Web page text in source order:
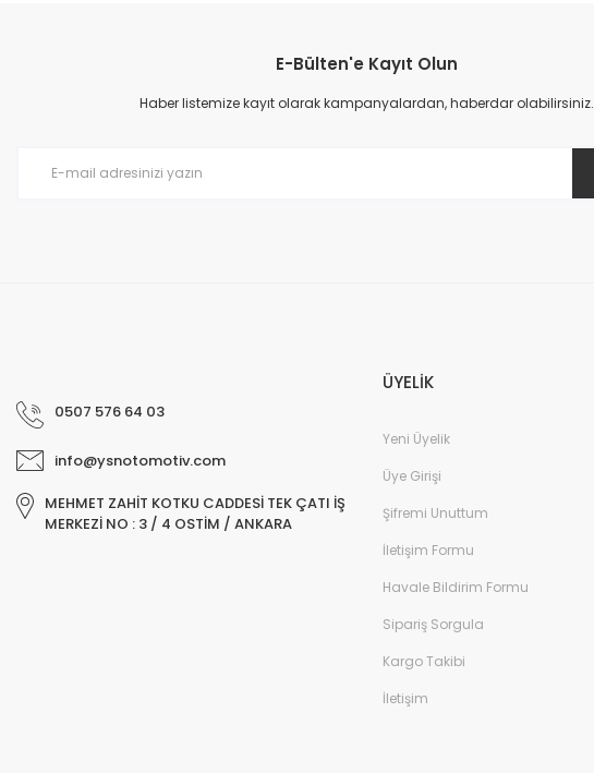
Ürün resmi kalitesiz, bozuk veya görüntülenemiyor.
Ürün açıklamasında eksik bilgiler bulunuyor.
E-Bülten'e Kayıt Olun
Haber listemize kayıt olarak kampanyalardan, haberdar olabilirsiniz.
0507 576 64 03
info@ysnotomotiv.com
MEHMET ZAHİT KOTKU CADDESİ TEK ÇATI İŞ
MERKEZİ NO : 3 / 4 OSTİM / ANKARA
ÜYELİK
Yeni Üyelik
Üye Girişi
Şifremi Unuttum
İletişim Formu
Havale Bildirim Formu
Sipariş Sorgula
Kargo Takibi
İletişim